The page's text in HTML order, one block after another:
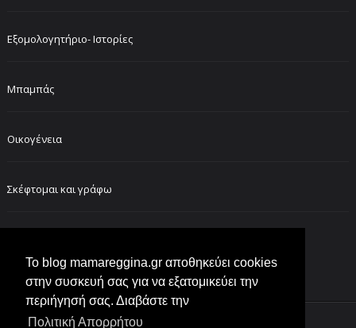
Το blog mamareggina.gr αποθηκεύει cookies
στην συσκευή σας για να εξατομικεύει την
περιήγησή σας. Διαβάστε την
Πολιτική Απορρήτου
Εξομολογητήριο- Ιστορίες
Μπαμπάς
Οικογένεια
Σκέφτομαι και γράφω